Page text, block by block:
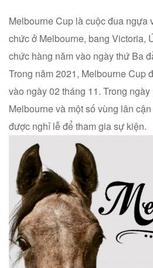
Melbourne Cup là cuộc đua ngựa
chức ở Melbourne, bang Victoria,
chức hàng năm vào ngày thứ Ba
Trong năm 2021, Melbourne Cup
vào ngày 02 tháng 11. Trong
Melbourne và một số vùng lân
được nghỉ lễ để tham gia sự kiện.